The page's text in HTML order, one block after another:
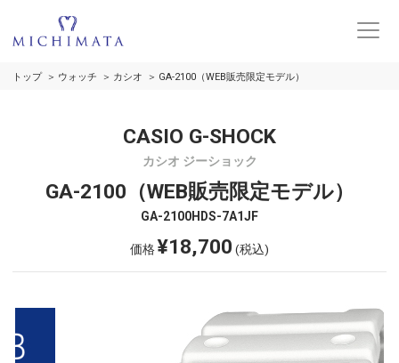
トップ ウォッチ カシオ GA-2100（WEB販売限定モデル）
CASIO G-SHOCK
カシオ ジーショック
GA-2100（WEB販売限定モデル）
GA-2100HDS-7A1JF
価格¥18,700 (税込)